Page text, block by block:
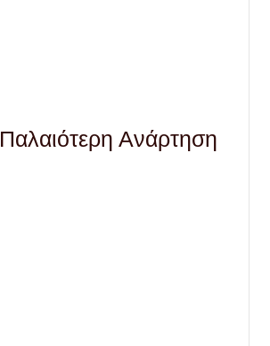
Παλαιότερη Ανάρτηση